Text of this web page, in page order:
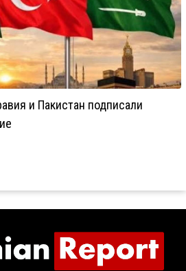
и Пакистан подписали